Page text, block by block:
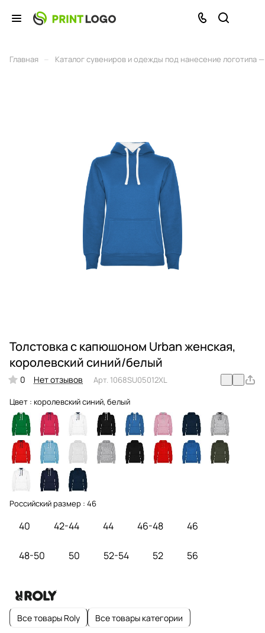
Главная Каталог сувениров и одежды под нанесение логотипа
Толстовка с капюшоном Urban женская,
королевский синий/белый
0 Нет отзывов Арт. 1068SU05012XL
Цвет : королевский синий, белый
Российский размер : 46
40 42-44 44 46-48 46
48-50 50 52-54 52 56
Все товары Roly Все товары категории